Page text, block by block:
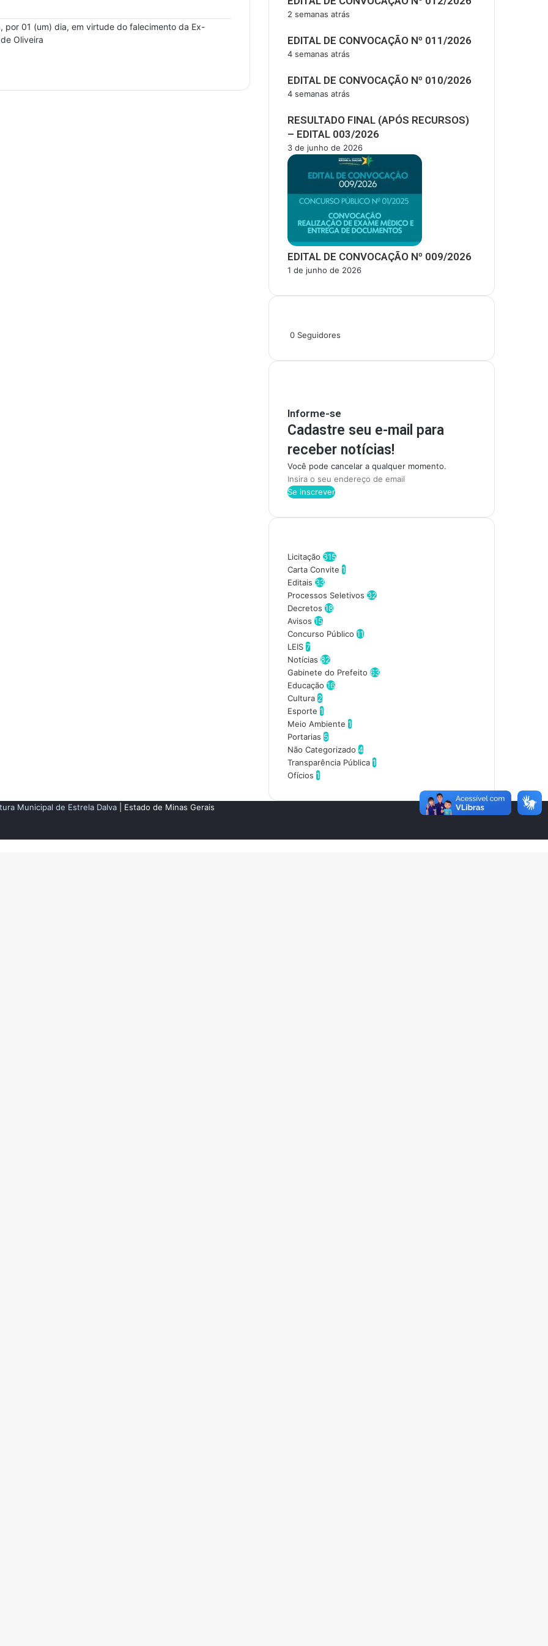
por 01 (um) dia, em virtude do falecimento da Ex-
Oliveira
2 semanas atrás
EDITAL DE CONVOCAÇÃO Nº 011/2026
4 semanas atrás
EDITAL DE CONVOCAÇÃO Nº 010/2026
4 semanas atrás
RESULTADO FINAL (APÓS RECURSOS)
– EDITAL 003/2026
3 de junho de 2026
EDITAL DE CONVOCAÇÃO Nº 009/2026
1 de junho de 2026
0 Seguidores
Informe-se
Cadastre seu e-mail para
receber notícias!
Você pode cancelar a qualquer momento.
I
n
i
o
s
e
u
e
n
d
e
r
e
ç
o
d
e
e
m
a
i
Licitação 315
Carta Convite 1
Editais 33
Processos Seletivos 32
Decretos 18
Avisos 15
Concurso Público 11
LEIS 7
Notícias 82
Gabinete do Prefeito 63
Educação 16
Cultura 2
Esporte 1
Meio Ambiente 1
Portarias 5
Não Categorizado 4
Transparência Pública 1
Ofícios 1
Municipal de Estrela Dalva | Estado de Minas Gerais